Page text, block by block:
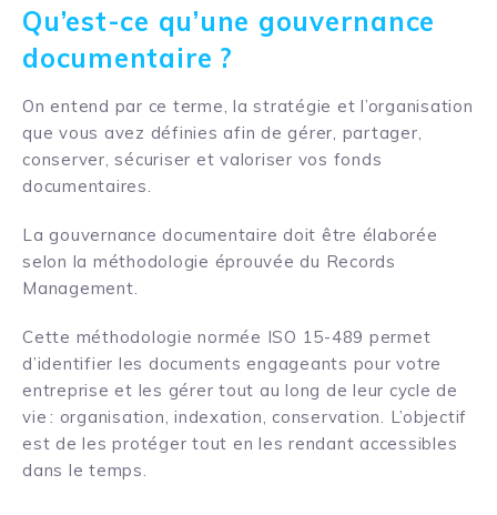
Qu’est-ce qu’une gouvernance
documentaire ?
On entend par ce terme, la stratégie et l’organisation
que vous avez définies afin de gérer, partager,
conserver, sécuriser et valoriser vos fonds
documentaires.
La gouvernance documentaire doit être élaborée
selon la méthodologie éprouvée du Records
Management.
Cette méthodologie normée ISO 15-489 permet
d’identifier les documents engageants pour votre
entreprise et les gérer tout au long de leur cycle de
vie : organisation, indexation, conservation. L’objectif
est de les protéger tout en les rendant accessibles
dans le temps.